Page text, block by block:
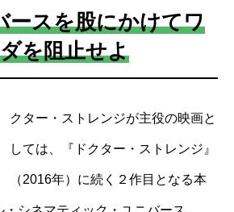
スを股にかけてワ
を阻止せよ
クター・ストレンジが主役の映画と
しては、『ドクター・ストレンジ』
（2016年）に続く２作目となる本